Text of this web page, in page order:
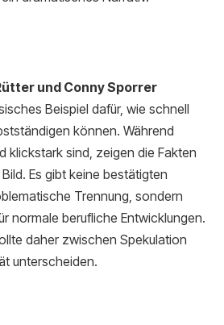
und Conny Sporrer
Beispiel dafür, wie schnell
können. Während
klickstark sind, zeigen die Fakten
Es gibt keine bestätigten
Trennung, sondern
normale berufliche Entwicklungen.
daher zwischen Spekulation
unterscheiden.